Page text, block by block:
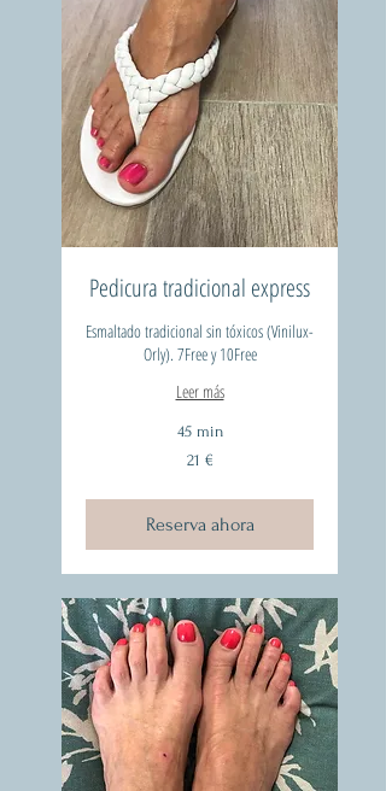
Pedicura tradicional express
Esmaltado tradicional sin tóxicos (Vinilux-
Orly). 7Free y 10Free
Leer más
45 min
21 €
Reserva ahora